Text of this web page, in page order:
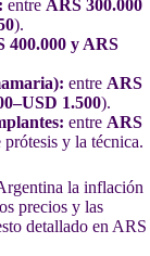
entre ARS 300.000
).
400.000 y ARS
entre ARS
1.500).
entre ARS
y la técnica.
la inflación
precios y las
detallado en ARS